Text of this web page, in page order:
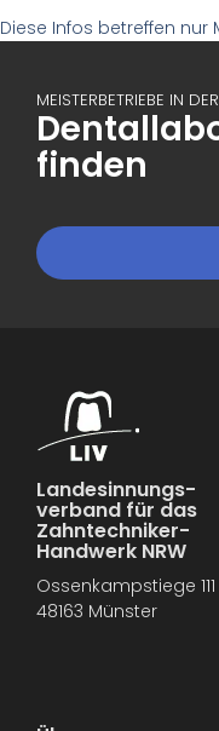
Diese Infos betreffen nur
MEISTERBETRIEBE IN
finden
Landesinnungs­
verband für das
Zahntechniker-
Handwerk NRW
Ossenkampstiege 111
48163 Münster